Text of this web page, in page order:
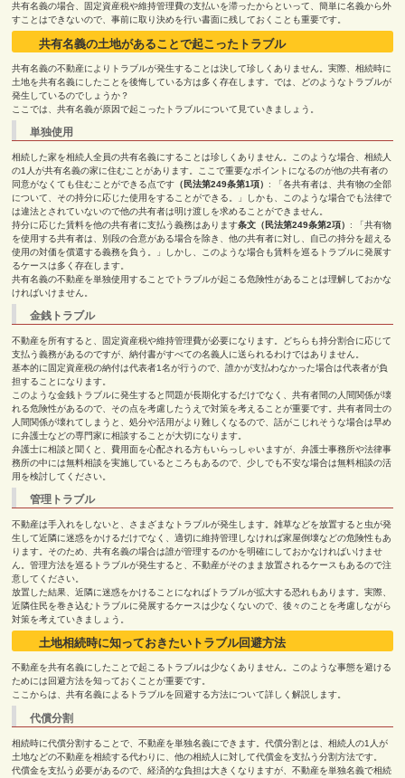
共有名義の場合、固定資産税や維持管理費の支払いを滞ったからといって、簡単に名義から外
すことはできないので、事前に取り決めを行い書面に残しておくことも重要です。
共有名義の土地があることで起こったトラブル
共有名義の不動産によりトラブルが発生することは決して珍しくありません。実際、相続時に
土地を共有名義にしたことを後悔している方は多く存在します。では、どのようなトラブルが
発生しているのでしょうか？
ここでは、共有名義が原因で起こったトラブルについて見ていきましょう。
単独使用
相続した家を相続人全員の共有名義にすることは珍しくありません。このような場合、相続人
の1 人が共有名義の家に住むことがあります。ここで重要なポイントになるのが他の共有者の
同意がなくても住むことができる点です （民法第249条第1項） :
「各共有者は、共有物の全部
について、その持分に応じた使用をすることができる。」しかも、このような場合でも法律で
は違法とされていないので他の共有者は明け渡しを求めることができません。
持分に応じた賃料を他の共有者に支払う義務はあります条文（民法第249条第2項） :
「共有物
を使用する共有者は、別段の合意がある場合を除き、他の共有者に対し、自己の持分を超える
使用の対価を償還する義務を負う。」しかし、このような場合も賃料を巡るトラブルに発展す
るケースは多く存在します。
共有名義の不動産を単独使用することでトラブルが起こる危険性があることは理解しておかな
ければいけません。
金銭トラブル
不動産を所有すると、固定資産税や維持管理費が必要になります。どちらも持分割合に応じて
支払う義務があるのですが、納付書がすべての名義人に送られるわけではありません。
基本的に固定資産税の納付は代表者1名が行うので、誰かが支払わなかった場合は代表者が負
担することになります。
このような金銭トラブルに発生すると問題が長期化するだけでなく、共有者間の人間関係が壊
れる危険性があるので、その点を考慮したうえで対策を考えることが重要です。共有者同士の
人間関係が壊れてしまうと、処分や活用がより難しくなるので、話がこじれそうな場合は早め
に弁護士などの専門家に相談することが大切になります。
弁護士に相談と聞くと、費用面を心配される方もいらっしゃいますが、弁護士事務所や法律事
務所の中には無料相談を実施しているところもあるので、少しでも不安な場合は無料相談の活
用を検討してください。
管理トラブル
不動産は手入れをしないと、さまざまなトラブルが発生します。雑草などを放置すると虫が発
生して近隣に迷惑をかけるだけでなく、適切に維持管理しなければ家屋倒壊などの危険性もあ
ります。そのため、共有名義の場合は誰が管理するのかを明確にしておかなければいけませ
ん。管理方法を巡るトラブルが発生すると、不動産がそのまま放置されるケースもあるので注
意してください。
放置した結果、近隣に迷惑をかけることになればトラブルが拡大する恐れもあります。実際、
近隣住民を巻き込むトラブルに発展するケースは少なくないので、後々のことを考慮しながら
対策を考えていきましょう。
土地相続時に知っておきたいトラブル回避方法
不動産を共有名義にしたことで起こるトラブルは少なくありません。このような事態を避ける
ためには回避方法を知っておくことが重要です。
ここからは、共有名義によるトラブルを回避する方法について詳しく解説します。
代償分割
相続時に代償分割することで、不動産を単独名義にできます。代償分割とは、相続人の1 人が
土地などの不動産を相続する代わりに、他の相続人に対して代償金を支払う分割方法です。
代償金を支払う必要があるので、経済的な負担は大きくなりますが、不動産を単独名義で相続